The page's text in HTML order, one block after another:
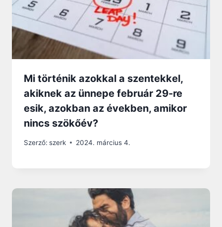
Mi történik azokkal a szentekkel,
akiknek az ünnepe február 29-re
esik, azokban az években, amikor
nincs szökőév?
Szerző: szerk 2024. március 4.